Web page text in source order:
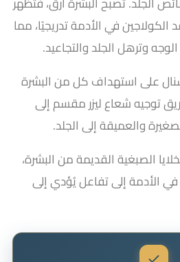
في الأدمة تدريجيًا، مما
وترهل الجلد والتجاعيد.
على استهداف كل من البشرة
توجيه شعاع ليزر مقسم إلى
والعميقة إلى الجلد.
الصبغية القديمة من البشرة،
الأدمة إلى تفاعل يُؤدي إلى